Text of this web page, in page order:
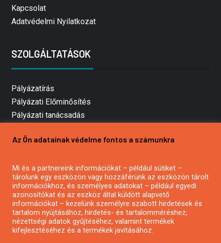
Kapcsolat
Adatvédelmi Nyilatkozat
SZOLGÁLTATÁSOK
Pályázatírás
Pályázati Előminősítés
Pályázati tanácsadás
Mezőgazdasági pályázatírás
Pályázatírás civil szervezeteknek
Pályázatírás önkormányzatoknak
Pályázatfigyelés
Specifikus pályázatfigyelés vagy hírlevél
Az Ön adatainak védelme fontos a számunkra
Mi és a partnereink információkat – például sütiket –
tárolunk egy eszközön vagy hozzáférünk az eszközön tárolt
információkhoz, és személyes adatokat – például egyedi
azonosítókat és az eszköz által küldött alapvető
információkat – kezelünk személyre szabott hirdetések és
tartalom nyújtásához, hirdetés- és tartalomméréshez,
nézettségi adatok gyűjtéséhez, valamint termékek
kifejlesztéséhez és a termékek javításához.